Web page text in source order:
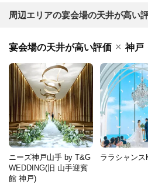
周辺エリアの宴会場の天井が高い
宴会場の天井が高い評価 × 神戸
ニーズ神戸山手 by T&G
WEDDING(旧 山手迎賓
館 神戸)
ララシャンス